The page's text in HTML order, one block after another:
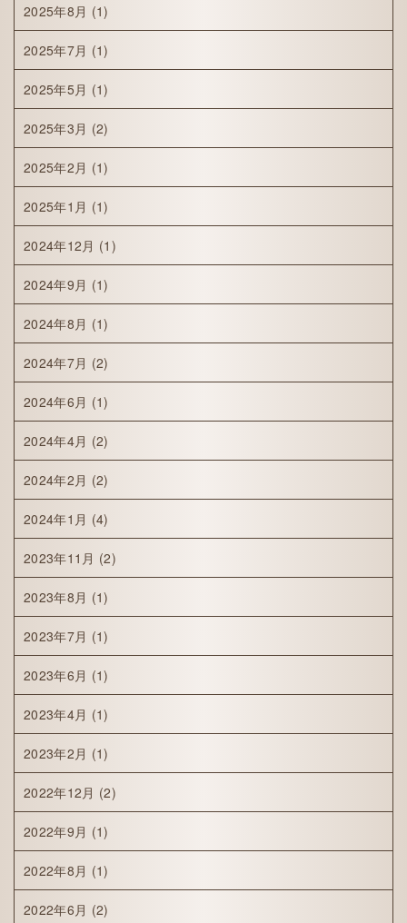
2025年8月 (1)
2025年7月 (1)
2025年5月 (1)
2025年3月 (2)
2025年2月 (1)
2025年1月 (1)
2024年12月 (1)
2024年9月 (1)
2024年8月 (1)
2024年7月 (2)
2024年6月 (1)
2024年4月 (2)
2024年2月 (2)
2024年1月 (4)
2023年11月 (2)
2023年8月 (1)
2023年7月 (1)
2023年6月 (1)
2023年4月 (1)
2023年2月 (1)
2022年12月 (2)
2022年9月 (1)
2022年8月 (1)
2022年6月 (2)